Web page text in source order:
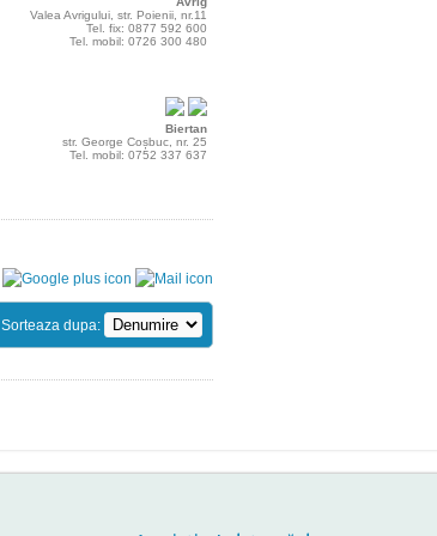
Valea Avrigului, str. Poienii, nr.11
Tel. fix: 0877 592 600
Tel. mobil: 0726 300 480
Biertan
str. George Coșbuc, nr. 25
Tel. mobil: 0752 337 637
Sorteaza dupa: